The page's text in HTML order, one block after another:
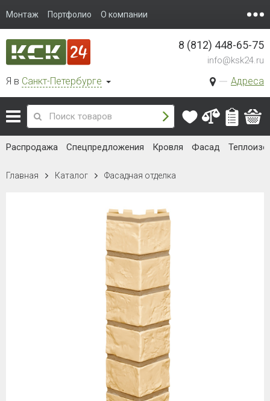
Монтаж Портфолио О компании
Я в Санкт-Петербурге Адреса
8 (812) 448-65-75
info@ksk24.ru
Распродажа Спецпредложения Кровля Фасад
Главная Каталог Фасадная отделка